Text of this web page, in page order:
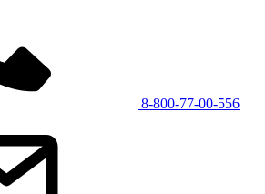
8-800-77-00-556